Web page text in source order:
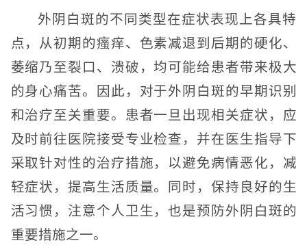
外阴白斑的不同类型在症状表现上各具特
点，从初期的瘙痒、色素减退到后期的硬化、
萎缩乃至裂口、溃破，均可能给患者带来极大
的身心痛苦。因此，对于外阴白斑的早期识别
和治疗至关重要。患者一旦出现相关症状，应
及时前往医院接受专业检查，并在医生指导下
采取针对性的治疗措施，以避免病情恶化，减
轻症状，提高生活质量。同时，保持良好的生
活习惯，注意个人卫生，也是预防外阴白斑的
重要措施之一。